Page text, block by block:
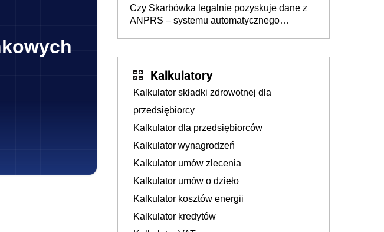
Czy Skarbówka legalnie pozyskuje dane z
ANPRS – systemu automatycznego
Kalkulatory
Kalkulator składki zdrowotnej dla
przedsiębiorcy
Kalkulator dla przedsiębiorców
Kalkulator wynagrodzeń
Kalkulator umów zlecenia
Kalkulator umów o dzieło
Kalkulator kosztów energii
Kalkulator kredytów